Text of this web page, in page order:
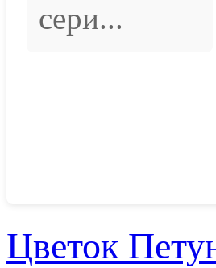
сери...
Цветок